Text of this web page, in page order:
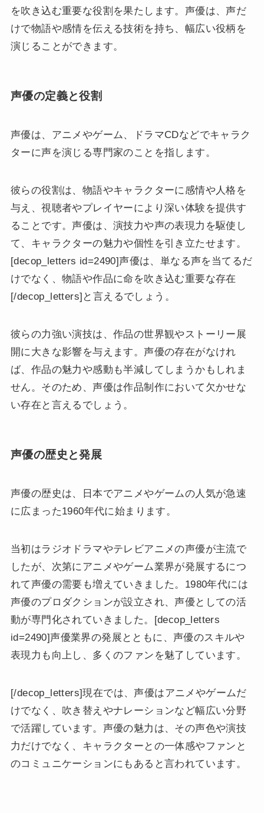
を吹き込む重要な役割を果たします。声優は、声だ
けで物語や感情を伝える技術を持ち、幅広い役柄を
演じることができます。
声優の定義と役割
声優は、アニメやゲーム、ドラマCDなどでキャラク
ターに声を演じる専門家のことを指します。
彼らの役割は、物語やキャラクターに感情や人格を
与え、視聴者やプレイヤーにより深い体験を提供す
ることです。声優は、演技力や声の表現力を駆使し
て、キャラクターの魅力や個性を引き立たせます。
[decop_letters id=2490]声優は、単なる声を当てるだ
けでなく、物語や作品に命を吹き込む重要な存在
[/decop_letters]と言えるでしょう。
彼らの力強い演技は、作品の世界観やストーリー展
開に大きな影響を与えます。声優の存在がなけれ
ば、作品の魅力や感動も半減してしまうかもしれま
せん。そのため、声優は作品制作において欠かせな
い存在と言えるでしょう。
声優の歴史と発展
声優の歴史は、日本でアニメやゲームの人気が急速
に広まった1960年代に始まります。
当初はラジオドラマやテレビアニメの声優が主流で
したが、次第にアニメやゲーム業界が発展するにつ
れて声優の需要も増えていきました。1980年代には
声優のプロダクションが設立され、声優としての活
動が専門化されていきました。[decop_letters
id=2490]声優業界の発展とともに、声優のスキルや
表現力も向上し、多くのファンを魅了しています。
[/decop_letters]現在では、声優はアニメやゲームだ
けでなく、吹き替えやナレーションなど幅広い分野
で活躍しています。声優の魅力は、その声色や演技
力だけでなく、キャラクターとの一体感やファンと
のコミュニケーションにもあると言われています。